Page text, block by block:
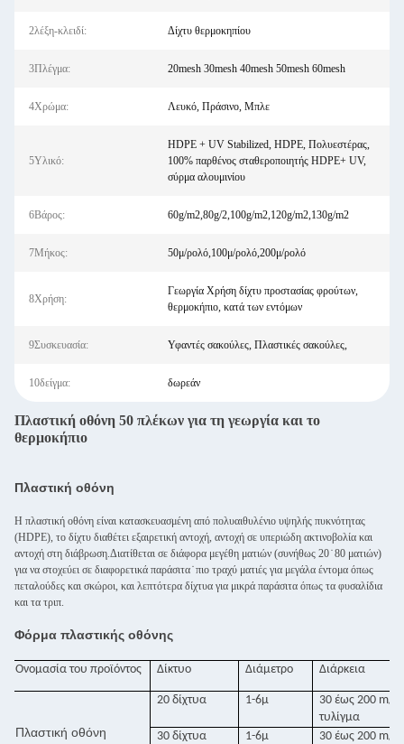
2λέξη-κλειδί: Δίχτυ θερμοκηπίου
3Πλέγμα: 20mesh 30mesh 40mesh 50mesh 60mesh
4Χρώμα: Λευκό, Πράσινο, Μπλε
5Υλικό:
HDPE + UV Stabilized, HDPE, Πολυεστέρας,
100% παρθένος σταθεροποιητής HDPE+ UV,
σύρμα αλουμινίου
6Βάρος: 60g/m2,80g/2,100g/m2,120g/m2,130g/m2
7Μήκος: 50μ/ρολό,100μ/ρολό,200μ/ρολό
8Χρήση:
Γεωργία Χρήση δίχτυ προστασίας φρούτων,
θερμοκήπιο, κατά των εντόμων
9Συσκευασία: Υφαντές σακούλες, Πλαστικές σακούλες,
10δείγμα: δωρεάν
Πλαστική οθόνη 50 πλέκων για τη γεωργία και το
θερμοκήπιο
Πλαστική οθόνη
Η πλαστική οθόνη είναι κατασκευασμένη από πολυαιθυλένιο υψηλής πυκνότητας
(HDPE), το δίχτυ διαθέτει εξαιρετική αντοχή, αντοχή σε υπεριώδη ακτινοβολία και
αντοχή στη διάβρωση.Διατίθεται σε διάφορα μεγέθη ματιών (συνήθως 20 ̇ 80 ματιών)
για να στοχεύει σε διαφορετικά παράσιτα ̇ πιο τραχύ ματιές για μεγάλα έντομα όπως
πεταλούδες και σκώροι, και λεπτότερα δίχτυα για μικρά παράσιτα όπως τα φυσαλίδια
και τα τριπ.
Φόρμα πλαστικής οθόνης
Ονομασία του προϊόντος Δίκτυο Διάμετρο Διάρκεια
Πλαστική οθόνη
20 δίχτυα 1-6μ
30 έως 200 m/
τυλίγμα
30 δίχτυα
1-6μ
30 έως 200 m/